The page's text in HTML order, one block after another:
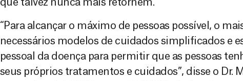
que talvez nunca mais retornem.
“Para alcançar o máximo de pessoas possível, o
necessários modelos de cuidados simplificados e
pessoal da doença para permitir que as pessoas
seus próprios tratamentos e cuidados”, disse o Dr.